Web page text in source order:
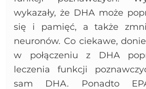
wykazały, że DHA może
się i pamięć, a także
neuronów. Co ciekawe,
w połączeniu z DHA
leczenia funkcji
sam DHA. Ponadto